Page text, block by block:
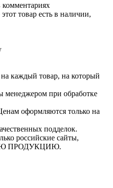
комментариях
товар есть в наличии,
каждый товар, на который
менеджером при обработке
оформляются только на
подделок.
российские сайты,
ПРОДУКЦИЮ.